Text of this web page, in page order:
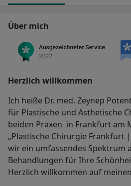
Über mich
Herzlich willkommen
Ich heiße Dr. med. Zeynep
für Plastische und Ästhetische
beiden Praxen in Frankfurt am
„Plastische Chirurgie Frankfurt
wir ein umfassendes Spektrum
Behandlungen für Ihre
Herzlich willkommen auf